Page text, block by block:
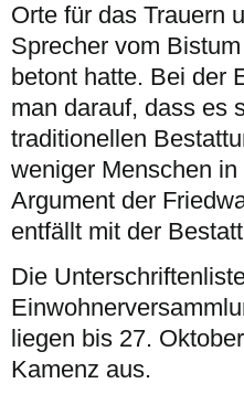
Orte für das Trauern
Sprecher vom
betont hatte. Bei der
man darauf, dass es
traditionellen
weniger Menschen
Argument der
entfällt mit der
Die
liegen bis 27.
Kamenz aus.